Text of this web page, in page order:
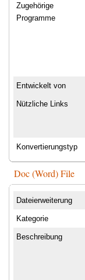
Zugehörige
Programme
Entwickelt von
Nützliche Links
Konvertierungstyp
Doc (Word) File
Dateierweiterung
Kategorie
Beschreibung